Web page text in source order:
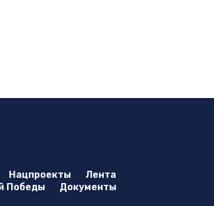
Нацпроекты
Лента
Победы
Документы